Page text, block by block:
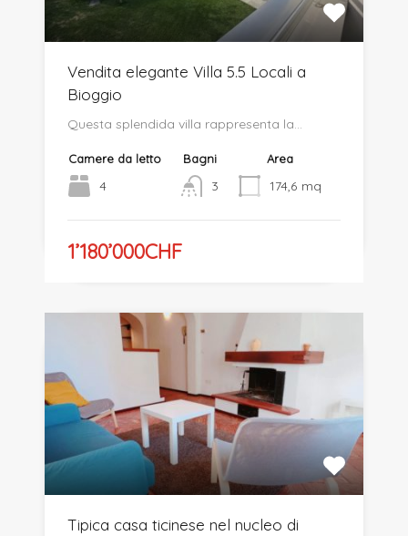
Vendita elegante Villa 5.5 Locali a
Bioggio
Questa splendida villa rappresenta la…
Camere da letto
4
Bagni
3
Area
174,6 mq
1’180’000CHF
Tipica casa ticinese nel nucleo di